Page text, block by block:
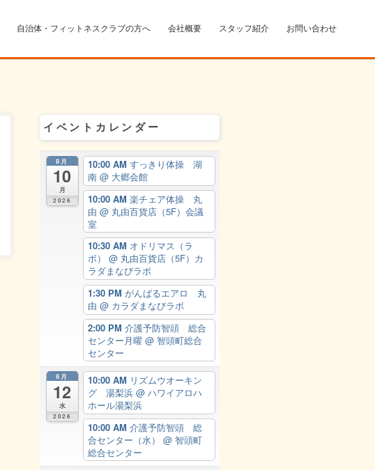
自治体・フィットネスクラブの方へ 会社概要 スタッフ紹介 お問い合わせ
イベントカレンダー
8月
10
月
2026
10:00 AM すっきり体操 湖
南 @ 大郷会館
10:00 AM 楽チェア体操 丸
由 @ 丸由百貨店（5F）会議
室
10:30 AM オドリマス（ラ
ボ） @ 丸由百貨店（5F）カ
ラダまなびラボ
1:30 PM がんばるエアロ 丸
由 @ カラダまなびラボ
2:00 PM 介護予防智頭 総合
センター月曜 @ 智頭町総合
センター
8月
12
水
2026
10:00 AM リズムウオーキン
グ 湯梨浜 @ ハワイアロハ
ホール湯梨浜
10:00 AM 介護予防智頭 総
合センター（水） @ 智頭町
総合センター